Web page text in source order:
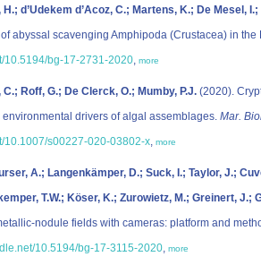
H.; d’Udekem d’Acoz, C.; Martens, K.; De Mesel,
abyssal scavenging Amphipoda (Crustacea) in
10.5194/bg-17-2731-2020, more
C.; Roff, G.; De Clerck, O.; Mumby, P.J. (2020).
drivers of algal assemblages. Mar.
10.1007/s00227-020-03802-x, more
A.; Langenkämper, D.; Suck, I.; Taylor, J.;
T.W.; Köser, K.; Zurowietz, M.; Greinert, J.;
nodule fields with cameras: platform and
10.5194/bg-17-3115-2020, more